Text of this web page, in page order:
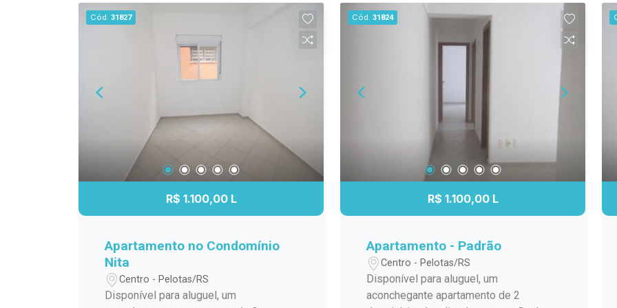
para o descanso e privacidade. - Sala
Acolhedora: A sala, com piso frio,
proporciona um ambiente agradável e
fácil de manter, ideal para relaxar e
receber visitas. - Cozinha Prática:
Espaço ideal para preparar suas
refeições de maneira confortável. -
Área de Serviço Separada: Mantenha
suas tarefas domésticas organizadas
com uma área de serviço independente,
facilitando a organização do dia a dia. -
prático, o banheiro já vem com box de
vidro, combinando funcionalidade com
um design limpo. - Garagem Opcional:
Para maior comodidade, há a opção de
natural. Sala ampla, perfeita para
compor ambientes de estar e jantar
quarto andar, proporcionando boa
ventilação e vista agradável. Prédio
com elevador, trazendo mais conforto e
acessibilidade no dia a dia.
Possibilidade de locar vaga de
estacionamento no próprio prédio, por
mais comodidade e segurança.
Diferenciais: Localização privilegiada
no Centro de Pelotas. Próximo à Praça
Coronel Pedro Osório, UCPel,
Cód. 31827
R$ 1.100,00 L
Apartamento no Condomínio
Nita
Centro - Pelotas/RS
Disponível para aluguel, um
Cód. 31824
R$ 1.100,00 L
Apartamento - Padrão
Centro - Pelotas/RS
Disponível para aluguel, um
aconchegante apartamento de 2